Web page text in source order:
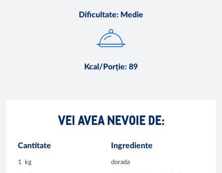
Dificultate: Medie
Kcal/Porție: 89
VEI AVEA NEVOIE DE:
Cantitate Ingrediente
1 kg dorada